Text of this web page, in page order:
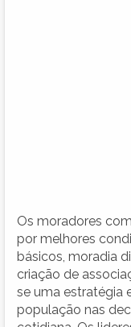
Os moradores
por melhores
básicos, moradia
criação de
se uma estratégia
população nas